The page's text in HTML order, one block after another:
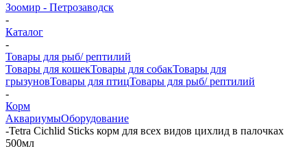
Зоомир - Петрозаводск
-
Каталог
-
Товары для рыб/ рептилий
Товары для кошекТовары для собакТовары для
грызуновТовары для птицТовары для рыб/ рептилий
-
Корм
АквариумыОборудование
-Tetra Cichlid Sticks корм для всех видов цихлид в палочках
500мл